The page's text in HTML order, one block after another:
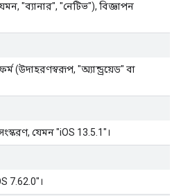
"ব্যানার", "নেটিভ"), বিজ্ঞাপন
(উদাহরণস্বরূপ, "অ্যান্ড্রয়েড" বা
যেমন "iOS 13.5.1"।
7.62.0"।